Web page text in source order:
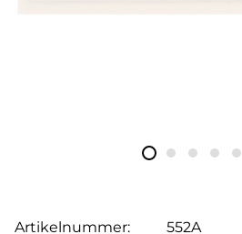
Artikelnummer: 552A